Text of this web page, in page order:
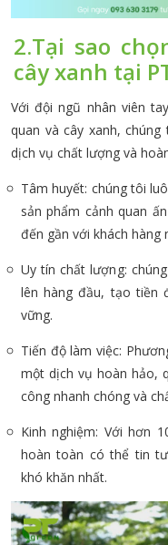
2.Tại sao
cây xanh tại
Với đội ngũ nhân viên
quan và cây xanh,
dịch vụ chất lượng và
Tâm huyết: chúng tôi
sản phẩm cảnh quan
đến gần với khách hàng
Uy tín chất lượng:
lên hàng đầu, tạo tiền
vững.
Tiến độ làm việc:
một dịch vụ hoàn hảo,
công nhanh chóng và
Kinh nghiệm: Với hơn
hoàn toàn có thể tin
khó khăn nhất.